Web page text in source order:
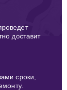
доставит
сроки,